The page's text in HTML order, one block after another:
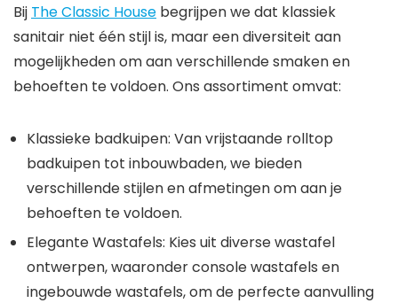
Bij The Classic House begrijpen we dat klassiek
sanitair niet één stijl is, maar een diversiteit aan
mogelijkheden om aan verschillende smaken en
behoeften te voldoen. Ons assortiment omvat:
Klassieke badkuipen: Van vrijstaande rolltop
badkuipen tot inbouwbaden, we bieden
verschillende stijlen en afmetingen om aan je
behoeften te voldoen.
Elegante Wastafels: Kies uit diverse wastafel
ontwerpen, waaronder console wastafels en
ingebouwde wastafels, om de perfecte aanvulling